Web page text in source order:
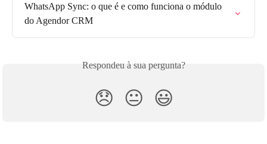
WhatsApp Sync: o que é e como funciona o módulo
do Agendor CRM
Respondeu à sua pergunta?
😞 😐 😃